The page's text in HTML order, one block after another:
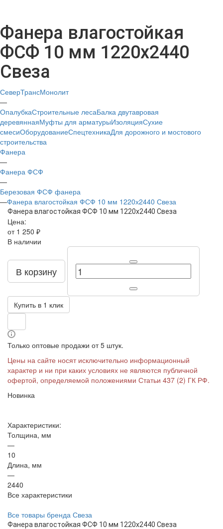
Фанера влагостойкая
ФСФ 10 мм 1220х2440
Свеза
СеверТрансМонолит
—
ОпалубкаСтроительные лесаБалка двутавровая
деревяннаяМуфты для арматурыИзоляцияСухие
смесиОборудованиеСпецтехникаДля дорожного и мостового
строительства
Фанера
—
Фанера ФСФ
—
Березовая ФСФ фанера
—Фанера влагостойкая ФСФ 10 мм 1220х2440 Свеза
Фанера влагостойкая ФСФ 10 мм 1220х2440 Свеза
Цена:
от 1 250 ₽
В наличии
В корзину
Купить в 1 клик
Только оптовые продажи от 5 штук.
Цены на сайте носят исключительно информационный
характер и ни при каких условиях не являются публичной
офертой, определяемой положениями Статьи 437 (2) ГК РФ.
Новинка
Характеристики:
Толщина, мм
—
10
Длина, мм
—
2440
Все характеристики
Все товары бренда Свеза
Фанера влагостойкая ФСФ 10 мм 1220х2440 Свеза